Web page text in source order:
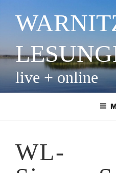
Inhalt
springen
live + online
WL-